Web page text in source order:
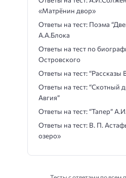
«Матрёнин двор»
Ответы на тест: Поэма
А.А.Блока
Ответы на тест по
Островского
Ответы на тест:
Ответы на тест: “Скотный
Авгия”
Ответы на тест: “Тапер”
Ответы на тест: В. П.
озеро»